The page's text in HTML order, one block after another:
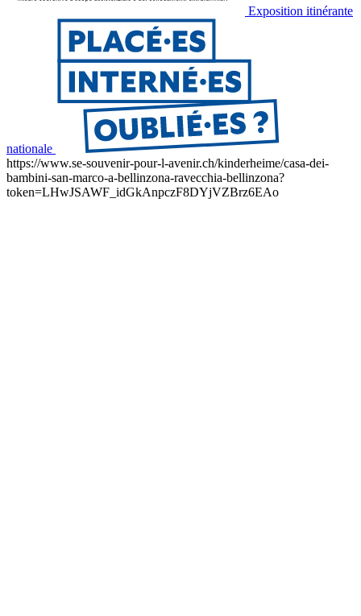
Exposition itinérante
nationale
https://www.se-souvenir-pour-l-avenir.ch/kinderheime/casa-dei-
bambini-san-marco-a-bellinzona-ravecchia-bellinzona?
token=LHwJSAWF_idGkAnpczF8DYjVZBrz6EAo